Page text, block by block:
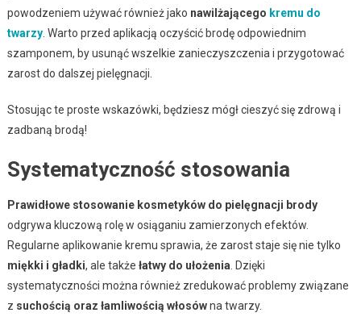
powodzeniem używać również jako nawilżającego kremu do
twarzy. Warto przed aplikacją oczyścić brodę odpowiednim
szamponem, by usunąć wszelkie zanieczyszczenia i przygotować
zarost do dalszej pielęgnacji.
Stosując te proste wskazówki, będziesz mógł cieszyć się zdrową i
zadbaną brodą!
Systematyczność stosowania
Prawidłowe stosowanie kosmetyków do pielęgnacji brody
odgrywa kluczową rolę w osiąganiu zamierzonych efektów.
Regularne aplikowanie kremu sprawia, że zarost staje się nie tylko
miękki i gładki, ale także łatwy do ułożenia . Dzięki
systematyczności można również zredukować problemy związane
z suchością oraz łamliwością włosówna twarzy.